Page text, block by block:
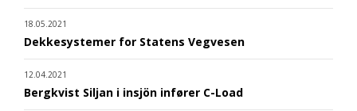
18.05.2021
Dekkesystemer for Statens Vegvesen
12.04.2021
Bergkvist Siljan i insjön infører C-Load